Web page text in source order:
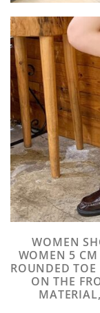
WOMEN
WOMEN 5 CM
ROUNDED
ON THE